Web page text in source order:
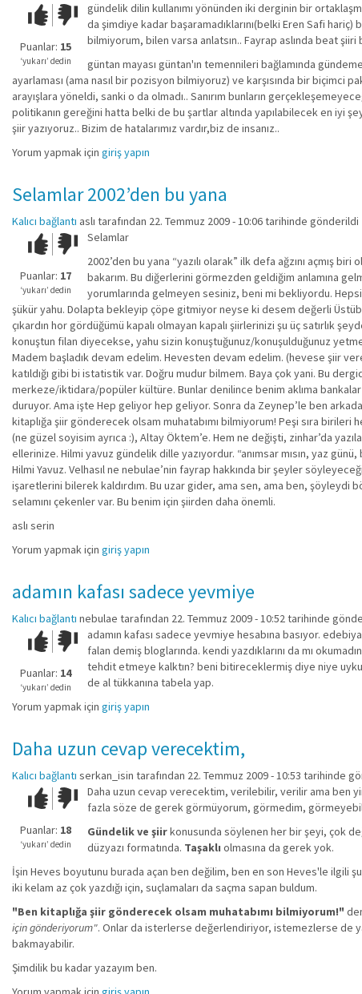
Çok iyi!O
kadar
iyi
değil!
Puanlar: 15
‘yukarı’ dedin
gündelik dilin kullanımı yönünden iki derginin bir
da şimdiye kadar başaramadıklarını(belki Eren Safi
bilmiyorum, bilen varsa anlatsın.. Fayrap aslında beat
güntan mayası güntan'ın temennileri bağlamında
ayarlaması (ama nasıl bir pozisyon bilmiyoruz) ve karşısında bir biçimci
arayışlara yöneldi, sanki o da olmadı.. Sanırım bunların
politikanın gereğini hatta belki de bu şartlar altında yapılabilecek en iyi
şiir yazıyoruz.. Bizim de hatalarımız vardır,biz de insanız..
Yorum yapmak için giriş yapın
Selamlar 2002’den bu yana
Kalıcı bağlantı aslı tarafından 22. Temmuz 2009 - 10:06 tarihinde gönderildi
Çok iyi!O
kadar
iyi
değil!
Puanlar: 17
‘yukarı’ dedin
Selamlar
2002’den bu yana “yazılı olarak” ilk defa ağzını açmış
bakarım. Bu diğerlerini görmezden geldiğim anlamına
yorumlarında gelmeyen sesiniz, beni mi bekliyordu.
şükür yahu. Dolapta bekleyip çöpe gitmiyor neyse ki desem değerli
çıkardın hor gördüğümü kapalı olmayan kapalı şiirlerinizi şu üç satırlık
konuştun filan diyecekse, yahu sizin konuştuğunuz/konuşulduğunuz
Madem başladık devam edelim. Hevesten devam edelim. (hevese şiir
katıldığı gibi bi istatistik var. Doğru mudur bilmem. Baya çok yani. Bu
merkeze/iktidara/popüler kültüre. Bunlar denilince benim aklıma
duruyor. Ama işte Hep geliyor hep geliyor. Sonra da Zeynep’le ben
kitaplığa şiir gönderecek olsam muhatabımı bilmiyorum! Peşi sıra birileri
(ne güzel soyisim ayrıca :), Altay Öktem’e. Hem ne değişti, zinhar’da
ellerinize. Hilmi yavuz gündelik dille yazıyordur. “anımsar mısın, yaz
Hilmi Yavuz. Velhasıl ne nebulae’nin fayrap hakkında bir şeyler
işaretlerini bilerek kaldırdım. Bu uzar gider, ama sen, ama ben, şöyleydi
selamını çekenler var. Bu benim için şiirden daha önemli.
aslı serin
Yorum yapmak için giriş yapın
adamın kafası sadece yevmiye
Kalıcı bağlantı nebulae tarafından 22. Temmuz 2009 - 10:52 tarihinde
Çok iyi!O
kadar
iyi
değil!
Puanlar: 14
‘yukarı’ dedin
adamın kafası sadece yevmiye hesabına basıyor.
falan demiş bloglarında. kendi yazdıklarını da mı
tehdit etmeye kalktın? beni bitireceklermiş diye niye
de al tükkanına tabela yap.
Yorum yapmak için giriş yapın
Daha uzun cevap verecektim,
Kalıcı bağlantı serkan_isin tarafından 22. Temmuz 2009 - 10:53 tarihinde
Çok iyi!O
kadar
iyi
değil!
Puanlar: 18
‘yukarı’ dedin
Daha uzun cevap verecektim, verilebilir, verilir ama ben
fazla söze de gerek görmüyorum, görmedim,
Gündelik ve şiirkonusunda söylenen her bir şeyi, çok
düzyazı formatında. Taşaklı olmasına da gerek yok.
İşin Heves boyutunu burada açan ben değilim, ben en son Heves'le ilgili
iki kelam az çok yazdığı için, suçlamaları da saçma sapan buldum.
"Ben kitaplığa şiir gönderecek olsam muhatabımı bilmiyorum!"
için gönderiyorum". Onlar da isterlerse değerlendiriyor, istemezlerse de
bakmayabilir.
Şimdilik bu kadar yazayım ben.